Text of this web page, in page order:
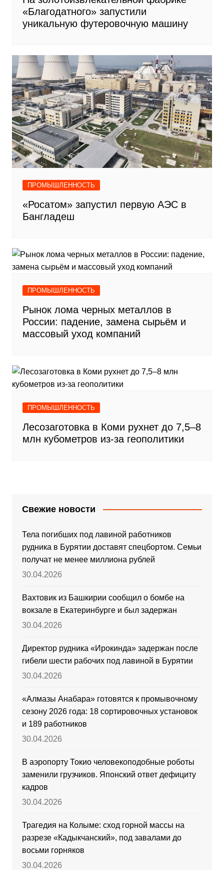
«Благодатного» запустили
уникальную футеровочную машину
ПРОМЫШЛЕННОСТЬ
«Росатом» запустил первую АЭС в
Бангладеш
ПРОМЫШЛЕННОСТЬ
Рынок лома черных металлов в
России: падение, замена сырьём и
массовый уход компаний
ПРОМЫШЛЕННОСТЬ
Лесозаготовка в Коми рухнет до 7,5–8
млн кубометров из-за геополитики
Свежие новости
Тела погибших под лавиной работников
рудника в Бурятии доставят спецбортом. Семьи
получат не менее миллиона рублей
30.04.2026
Вахтовик из Башкирии сообщил о бомбе на
вокзале в Екатеринбурге и был задержан
30.04.2026
Директор рудника «Ирокинда» задержан после
гибели шести рабочих под лавиной в Бурятии
30.04.2026
«Алмазы Анабара» готовятся к промывочному
сезону 2026 года: 18 сортировочных установок
и 189 работников
30.04.2026
В аэропорту Токио человекоподобные роботы
заменили грузчиков. Японский ответ дефициту
кадров
30.04.2026
Трагедия на Колыме: сход горной массы на
разрезе «Кадыкчанский», под завалами до
восьми горняков
30.04.2026